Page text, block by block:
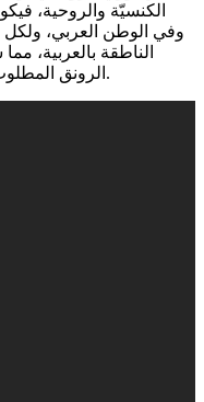
الكنسيّة والروحية،
وفي الوطن العربي، ولكل
الناطقة بالعربية،
الرونق المطلوب الذي يليق بموت وقيامة السيد المسيح.